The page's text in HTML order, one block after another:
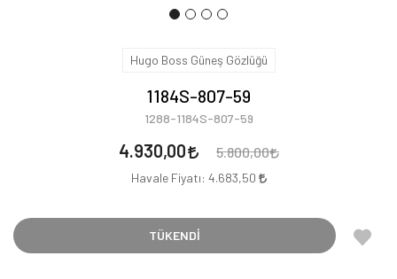
Hugo Boss Güneş Gözlüğü
1184S-807-59
1288-1184S-807-59
4.930,00 5.800,00
Havale Fiyatı: 4.683,50
TÜKENDİ